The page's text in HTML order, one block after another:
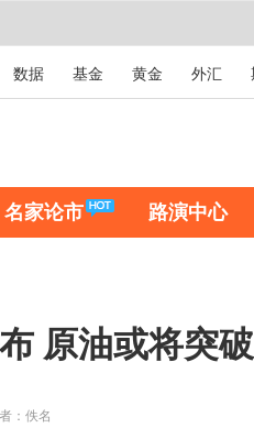
数据 基金 黄金 外汇
名家论市 路演中心
原油或将突
：佚名